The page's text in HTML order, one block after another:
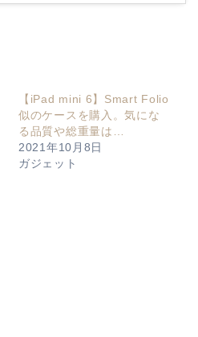
【iPad mini 6】Smart Folio
似のケースを購入。気にな
る品質や総重量は…
2021年10月8日
ガジェット